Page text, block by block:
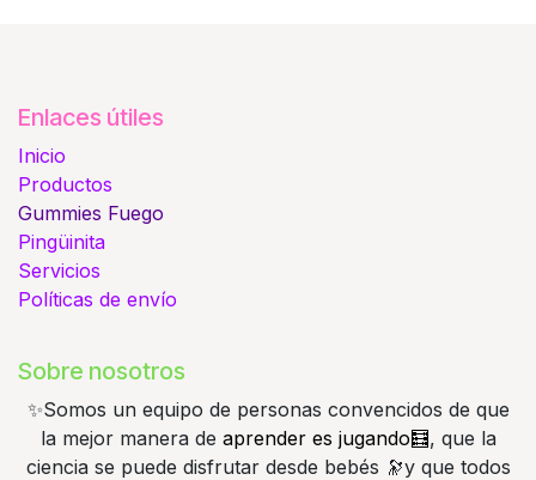
Enlaces útiles
Inicio
Productos
Gummies Fuego
Pingüinita
Servicios
Políticas de envío
Sobre nosotros
✨️Somos un equipo de personas convencidos de que
la mejor manera de aprender es jugando🧮, que la
ciencia se puede disfrutar desde bebés 🔭y que todos